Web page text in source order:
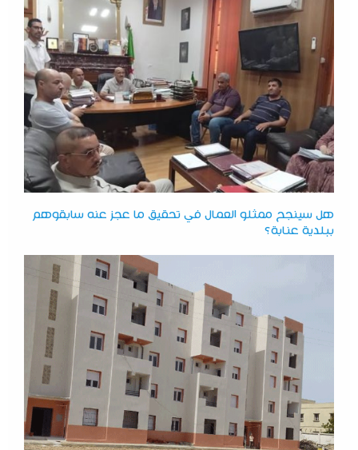
هل سينجح ممثلو العمال في تحقيق ما عجز عنه سابقوهم
ببلدية عنابة؟